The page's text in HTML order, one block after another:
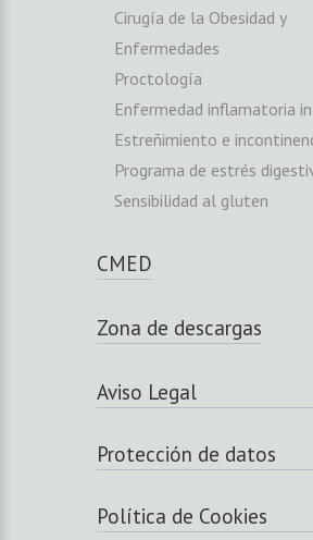
Cirugía de la Obesidad y
Enfermedades
Proctología
Enfermedad inflamatoria
Estreñimiento e
Programa de estrés
Sensibilidad al gluten
CMED
Zona de descargas
Aviso Legal
Protección de datos
Política de Cookies